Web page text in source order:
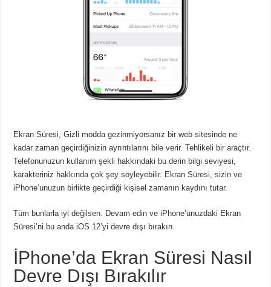
Ekran Süresi, Gizli modda gezinmiyorsanız bir web sitesinde ne
kadar zaman geçirdiğinizin ayrıntılarını bile verir. Tehlikeli bir araçtır.
Telefonunuzun kullanım şekli hakkındaki bu derin bilgi seviyesi,
karakteriniz hakkında çok şey söyleyebilir. Ekran Süresi, sizin ve
iPhone’unuzun birlikte geçirdiği kişisel zamanın kaydını tutar.
Tüm bunlarla iyi değilsen. Devam edin ve iPhone’unuzdaki Ekran
Süresi’ni bu anda iOS 12’yi devre dışı bırakın.
İPhone’da Ekran Süresi Nasıl
Devre Dışı Bırakılır